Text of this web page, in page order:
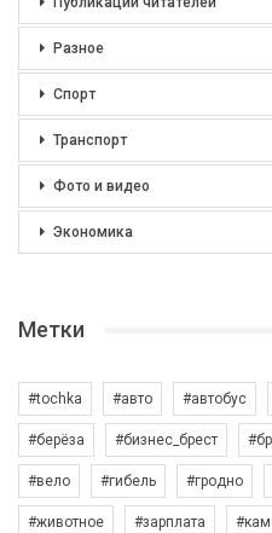
Разное
Спорт
Транспорт
Фото и видео
Экономика
Метки
#tochka #авто #автобус
#берёза #бизнес_брест
#вело #гибель #гродно
#животное #зарплата